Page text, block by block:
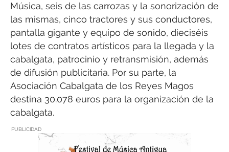
Música, seis de las carrozas y la sonorización de
las mismas, cinco tractores y sus conductores,
pantalla gigante y equipo de sonido, dieciséis
lotes de contratos artísticos para la llegada y la
cabalgata, patrocinio y retransmisión, además
de difusión publicitaria. Por su parte, la
Asociación Cabalgata de los Reyes Magos
destina 30.078 euros para la organización de la
cabalgata.
PUBLICIDAD